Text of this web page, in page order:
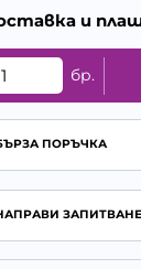
и
бр.
ПОРЪЧКА
ЗАПИТВАНЕ